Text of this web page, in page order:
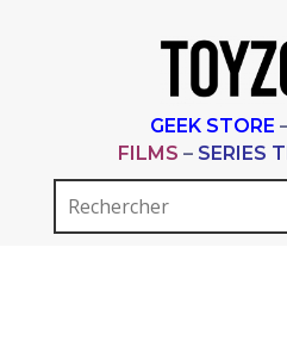
GEEK STORE
FILMS – SERIES